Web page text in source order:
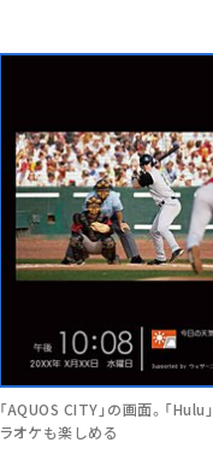
「AQUOS CITY」の画面。「
ラオケも楽しめる